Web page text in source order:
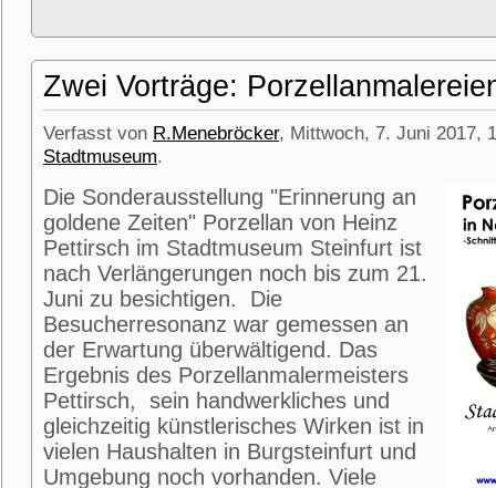
Zwei Vorträge:
Verfasst von R.Menebröcker, Mittwoch, 7. Juni 2017,
Stadtmuseum.
Die Sonderausstellung "Erinnerung an
goldene Zeiten" Porzellan von Heinz
Pettirsch im Stadtmuseum Steinfurt ist
nach Verlängerungen noch bis zum 21.
Juni zu besichtigen. Die
Besucherresonanz war gemessen an
der Erwartung überwältigend. Das
Ergebnis des Porzellanmalermeisters
Pettirsch, sein handwerkliches und
gleichzeitig künstlerisches Wirken ist in
vielen Haushalten in Burgsteinfurt und
Umgebung noch vorhanden. Viele